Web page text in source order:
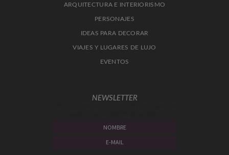
ARQUITECTURA E INTERIORISMO
PERSONAJES
IDEAS PARA DECORAR
VIAJES Y LUGARES DE LUJO
EVENTOS
NEWSLETTER